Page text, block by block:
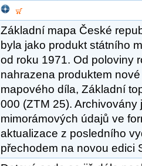
Základní mapa České
byla jako produkt státního
od roku 1971. Od poloviny
nahrazena produktem
mapového díla, Základní
000 (ZTM 25).
mimorámových údajů ve
aktualizace z posledního
přechodem na novou edici